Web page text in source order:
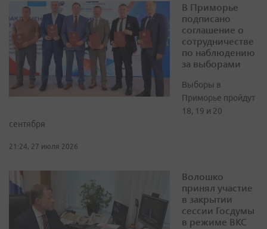
В Приморье
подписано
соглашение о
сотрудничестве
по наблюдению
за выборами
Выборы в
Приморье пройдут
18, 19 и 20
сентября
21:24, 27 июля 2026
Волошко
принял участие
в закрытии
сессии Госдумы
в режиме ВКС